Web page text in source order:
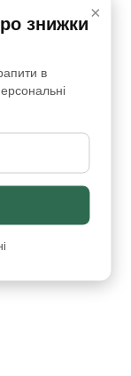
сіткою
XL
з системою
та передня
×
знижки
в